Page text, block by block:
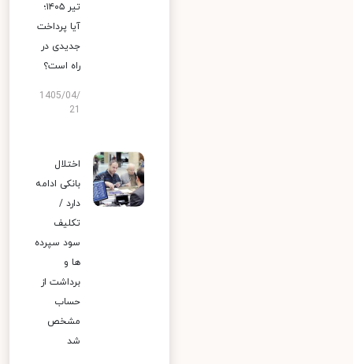
تیر ۱۴۰۵؛
آیا پرداخت
جدیدی در
راه است؟
1405/04/
اختلال
بانکی ادامه
دارد /
تکلیف
سود سپرده
ها و
برداشت از
حساب
مشخص
شد